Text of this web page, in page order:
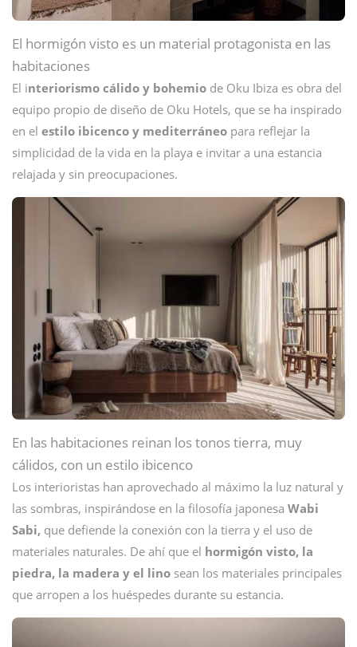
El hormigón visto es un material protagonista en las
habitaciones
El interiorismo cálido y bohemio de Oku Ibiza es obra del
equipo propio de diseño de Oku Hotels, que se ha inspirado
en el estilo ibicenco y mediterráneo para reflejar la
simplicidad de la vida en la playa e invitar a una estancia
relajada y sin preocupaciones.
En las habitaciones reinan los tonos tierra, muy
cálidos, con un estilo ibicenco
Los interioristas han aprovechado al máximo la luz natural y
las sombras, inspirándose en la filosofía japonesa Wabi
Sabi, que defiende la conexión con la tierra y el uso de
materiales naturales. De ahí que el hormigón visto, la
piedra, la madera y el lino sean los materiales principales
que arropen a los huéspedes durante su estancia.